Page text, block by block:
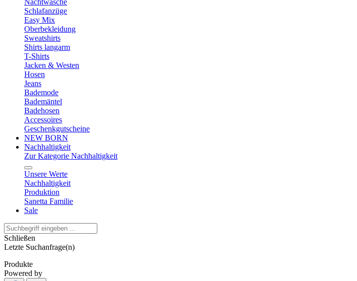
Nachtwäsche
Schlafanzüge
Easy Mix
Oberbekleidung
Sweatshirts
Shirts langarm
T-Shirts
Jacken & Westen
Hosen
Jeans
Bademode
Bademäntel
Badehosen
Accessoires
Geschenkgutscheine
NEW BORN
Nachhaltigkeit
Zur Kategorie Nachhaltigkeit
Unsere Werte
Nachhaltigkeit
Produktion
Sanetta Familie
Sale
Schließen
Letzte Suchanfrage(n)
Produkte
Powered by